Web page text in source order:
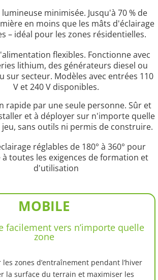
minimisée. Jusqu'à 70 % de
en moins que les mâts d'éclairage
– idéal pour les zones résidentielles.
flexibles. Fonctionne avec
lithium, des générateurs diesel ou
sur secteur. Modèles avec entrées 110
V et 240 V disponibles.
rapide par une seule personne. Sûr et
et à déployer sur n'importe quelle
sans outils ni permis de construire.
réglables de 180° à 360° pour
toutes les exigences de formation et
d'utilisation
MOBILE
facilement vers n’importe quelle
zone
zones d’entraînement pendant l’hiver
la surface du terrain et maximiser les